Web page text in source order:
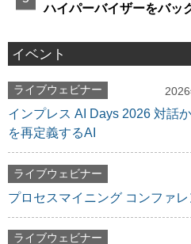
ハイパーバイザーをバッ
イベント
ライブウェビナー
インプレス AI Days 2026 対話
を再定義するAI
ライブウェビナー
プロセスマイニング コンファ
ライブウェビナー